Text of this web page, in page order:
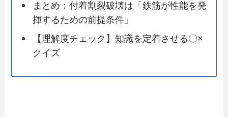
まとめ：付着割裂破壊は「鉄筋が性能を発
揮するための前提条件」
【理解度チェック】知識を定着させる〇×
クイズ